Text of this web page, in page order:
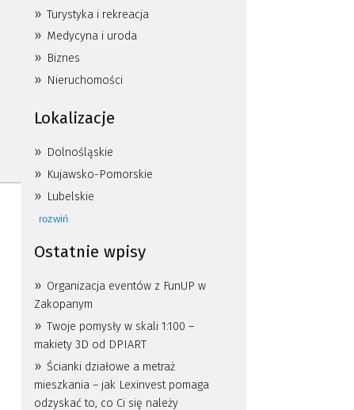
Turystyka i rekreacja
Medycyna i uroda
Biznes
Nieruchomości
Lokalizacje
Dolnośląskie
Kujawsko-Pomorskie
Lubelskie
rozwiń
Ostatnie wpisy
Organizacja eventów z FunUP w
Zakopanym
Twoje pomysły w skali 1:100 –
makiety 3D od DPIART
Ścianki działowe a metraż
mieszkania – jak Lexinvest pomaga
odzyskać to, co Ci się należy